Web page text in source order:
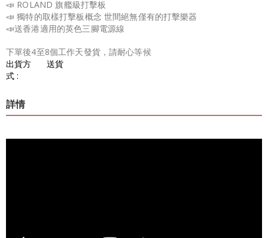
📣 ROLAND 旗艦級打擊板
📣 獨特的取樣打擊板概念 世間絕無僅有的打擊樂器
📣送香港適用的英色三腳電源線
下單後4至8個工作天發貨，請耐心等候
出貨方
式 :
送貨
詳情